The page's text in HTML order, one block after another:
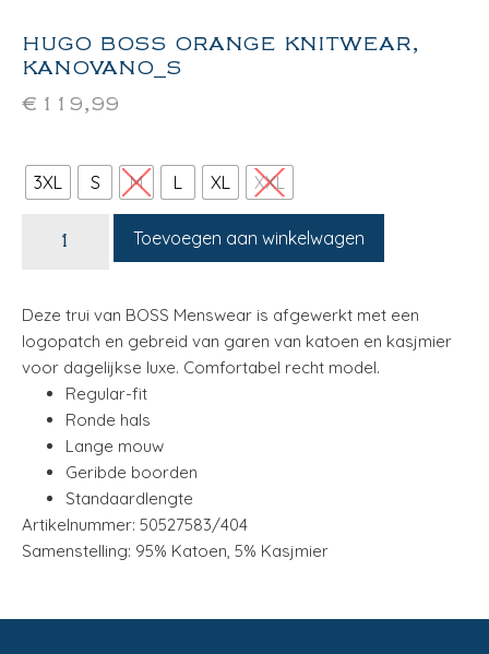
HUGO BOSS ORANGE KNITWEAR,
KANOVANO_S
€ 119,99
3XL S M L XL XXL
Toevoegen aan winkelwagen
Deze trui van BOSS Menswear is afgewerkt met een
logopatch en gebreid van garen van katoen en kasjmier
voor dagelijkse luxe. Comfortabel recht model.
Regular-fit
Ronde hals
Lange mouw
Geribde boorden
Standaardlengte
Artikelnummer: 50527583/404
Samenstelling: 95% Katoen, 5% Kasjmier